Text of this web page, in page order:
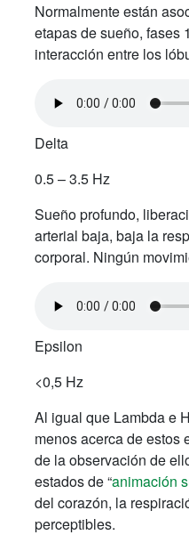
Normalmente están
etapas de sueño, fases
interacción entre los
Delta
0.5 – 3.5 Hz
Sueño profundo,
arterial baja, baja la
corporal. Ningún
Epsilon
<0,5 Hz
Al igual que Lambda e
menos acerca de estos
de la observación de
estados de “animación
del corazón, la
perceptibles.